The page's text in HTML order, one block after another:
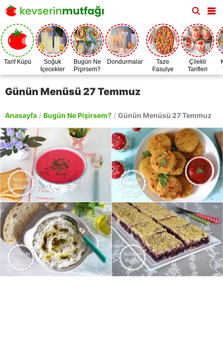
Tarif Küpü
Soğuk
İçecekler
Bugün Ne
Pişirsem?
Dondurmalar
Taze
Fasulye
Zamanı
Çilekli
Tarifleri
Günün Menüsü 27 Temmuz
Anasayfa / Bugün Ne Pişirsem? / Günün Menüsü 27 Temmuz